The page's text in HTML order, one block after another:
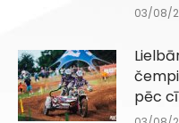
03/08/
pēc